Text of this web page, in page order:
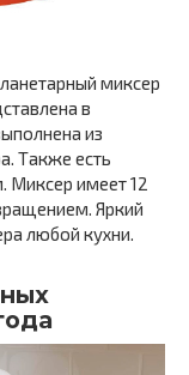
миксер
в
из
Также есть
Миксер имеет 12
Яркий
любой кухни.